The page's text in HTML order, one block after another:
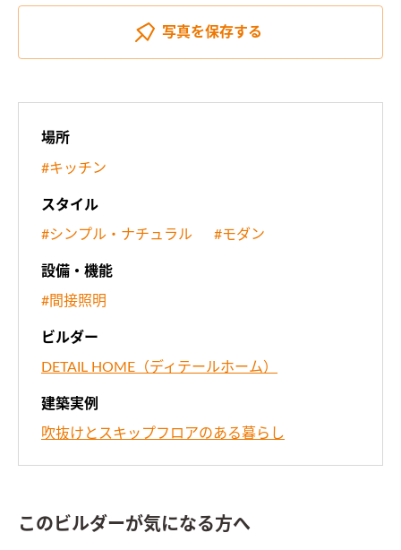
写真を保存する
場所
#キッチン
スタイル
#シンプル・ナチュラル #モダン
設備・機能
#間接照明
ビルダー
DETAIL HOME（ディテールホーム）
建築実例
吹抜けとスキップフロアのある暮らし
このビルダーが気になる方へ